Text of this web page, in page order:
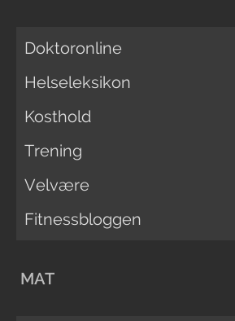
Doktoronline
Helseleksikon
Kosthold
Trening
Velvære
Fitnessbloggen
MAT